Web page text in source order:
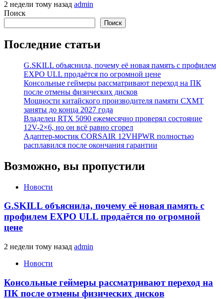
2 недели тому назад admin
Поиск
Поиск
Последние статьи
G.SKILL объяснила, почему её новая память с профилем
EXPO ULL продаётся по огромной цене
Консольные геймеры рассматривают переход на ПК
после отмены физических дисков
Мощности китайского производителя памяти CXMT
заняты до конца 2027 года
Владелец RTX 5090 ежемесячно проверял состояние
12V-2×6, но он всё равно сгорел
Адаптер-мостик CORSAIR 12VHPWR полностью
расплавился после окончания гарантии
Возможно, вы пропустили
Новости
G.SKILL объяснила, почему её новая память с
профилем EXPO ULL продаётся по огромной
цене
2 недели тому назад admin
Новости
Консольные геймеры рассматривают переход на
ПК после отмены физических дисков